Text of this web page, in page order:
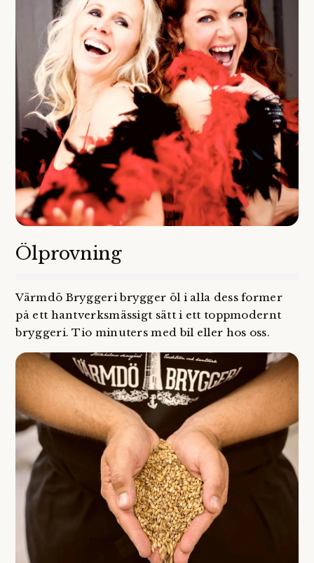
Ölprovning
Värmdö Bryggeri brygger öl i alla dess former
på ett hantverksmässigt sätt i ett toppmodernt
bryggeri. Tio minuters med bil eller hos oss.